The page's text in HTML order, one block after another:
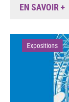
EN SAVOIR +
Expositions